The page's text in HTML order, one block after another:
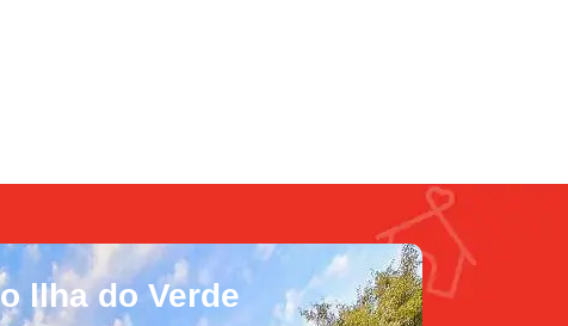
llha do Verde